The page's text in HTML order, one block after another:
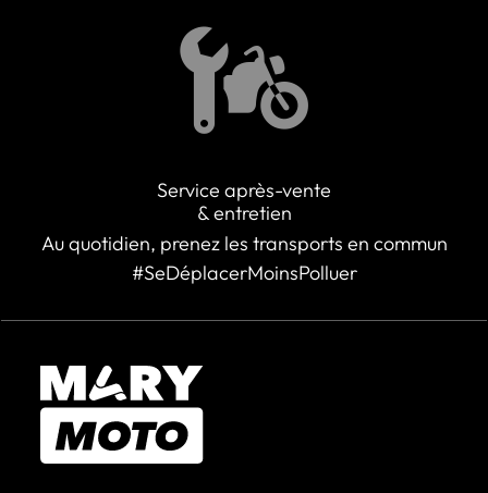
Service après-vente
& entretien
Au quotidien, prenez les transports en commun
#SeDéplacerMoinsPolluer